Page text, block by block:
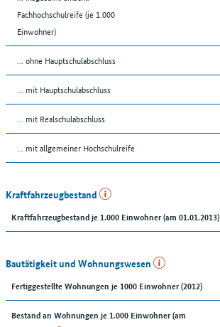
Fachhochschulreife (je 1.000
Einwohner)
... ohne Hauptschulabschluss
... mit Hauptschulabschluss
... mit Realschulabschluss
... mit allgemeiner Hochschulreife
Kraftfahrzeugbestand
Kraftfahrzeugbestand je 1.000 Einwohner (am 01.01.2013)
Bautätigkeit und Wohnungswesen
Fertiggestellte Wohnungen je 1000 Einwohner (2012)
Bestand an Wohnungen je 1.000 Einwohner (am